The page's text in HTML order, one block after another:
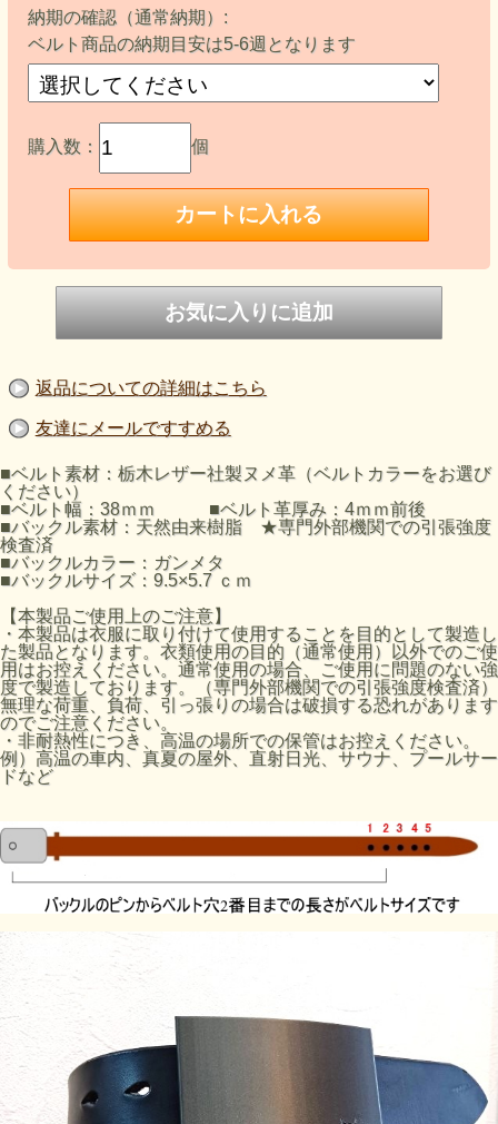
納期の確認（通常納期）:
ベルト商品の納期目安は5-6週となります
購入数： 個
返品についての詳細はこちら
友達にメールですすめる
■ベルト素材：栃木レザー社製ヌメ革（ベルトカラーをお選び
ください）
■ベルト幅：38ｍｍ ■ベルト革厚み：4ｍｍ前後
■バックル素材：天然由来樹脂 ★専門外部機関での引張強度
検査済
■バックルカラー：ガンメタ
■バックルサイズ：9.5×5.7 ｃｍ
【本製品ご使用上のご注意】
・本製品は衣服に取り付けて使用することを目的として製造し
た製品となります。衣類使用の目的（通常使用）以外でのご使
用はお控えください。通常使用の場合、ご使用に問題のない強
度で製造しております。（専門外部機関での引張強度検査済）
無理な荷重、負荷、引っ張りの場合は破損する恐れがあります
のでご注意ください。
・非耐熱性につき、高温の場所での保管はお控えください。
例）高温の車内、真夏の屋外、直射日光、サウナ、プールサー
ドなど